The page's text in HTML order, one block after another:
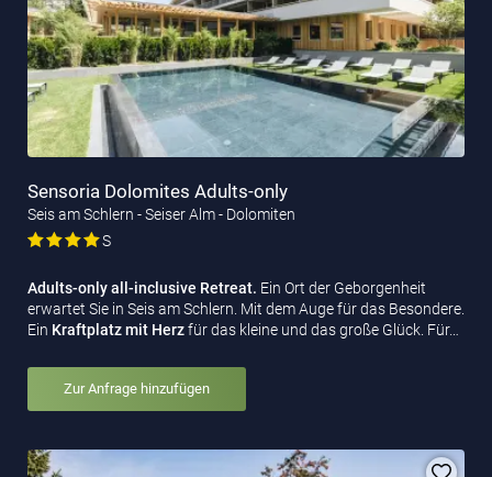
Sensoria Dolomites Adults-only
Seis am Schlern - Seiser Alm - Dolomiten
S
Adults-only all-inclusive Retreat. Ein Ort der Geborgenheit
erwartet Sie in Seis am Schlern. Mit dem Auge für das Besondere.
Ein Kraftplatz mit Herzfür das kleine und das große Glück. Für…
Zur Anfrage hinzufügen